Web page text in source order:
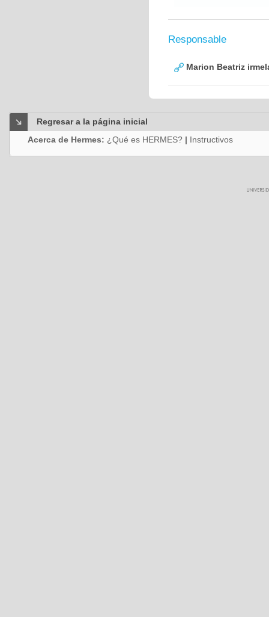
Responsable
Marion Beatriz
Regresar a la página inicial
Acerca de Hermes: ¿Qué es HERMES? | Instructivos